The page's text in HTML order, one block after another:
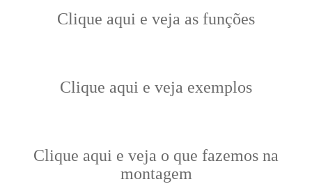
Clique aqui e veja as funções
Clique aqui e veja exemplos
Clique aqui e veja o que fazemos na
montagem